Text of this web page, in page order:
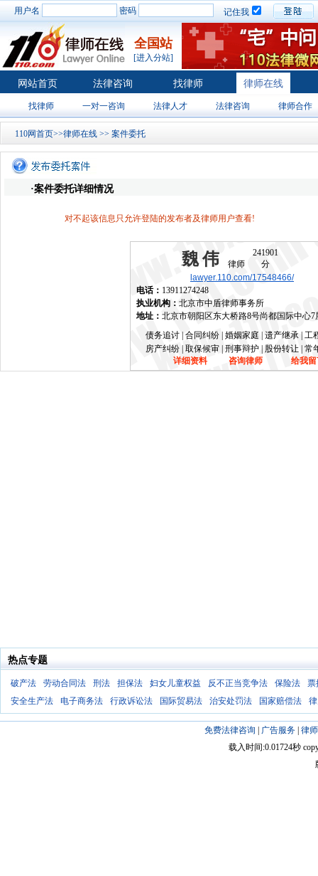
用户名 密码 记住我
全国站
[进入分站]
网站首页 法律咨询 找律师 律师在线
找律师 一对一咨询 法律人才 法律咨询 律师合作
110网首页>>律师在线 >> 案件委托
·案件委托详细情况
对不起该信息只允许登陆的发布者及律师用户查看!
魏伟 律师
241901
分
lawyer.110.com/17548466/
电话： 13911274248
执业机构： 北京市中盾律师事务所
地址： 北京市朝阳区东大桥路8号尚都国际中心7
债务追讨 | 合同纠纷 | 婚姻家庭 | 遗产继承 | 工
房产纠纷 | 取保候审 | 刑事辩护 | 股份转让 | 常
详细资料
咨询律师 给我
热点专题
破产法 劳动合同法 刑法 担保法 妇女儿童权益 反不正当竞争法 保险法
票
安全生产法
电子商务法 行政诉讼法 国际贸易法 治安处罚法 国家赔偿法
免费法律咨询 广告服务| 律
载入时间:0.01724秒